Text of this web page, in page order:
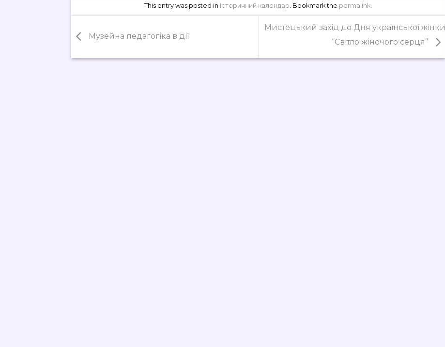
This entry was posted in Історичний календар. Bookmark the permalink.
Музейна педагогіка в дії
Мистецький захід до Дня української жінки
“Світло жіночого серця”